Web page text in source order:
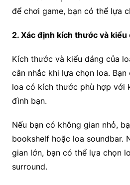
để chơi game, bạn có thể lựa
2. Xác định kích thước và kiểu
Kích thước và kiểu dáng của
cân nhắc khi lựa chọn loa.
loa có kích thước phù hợp với
đình bạn.
Nếu bạn có không gian nhỏ,
bookshelf hoặc loa soundbar.
gian lớn, bạn có thể lựa chọn
surround.